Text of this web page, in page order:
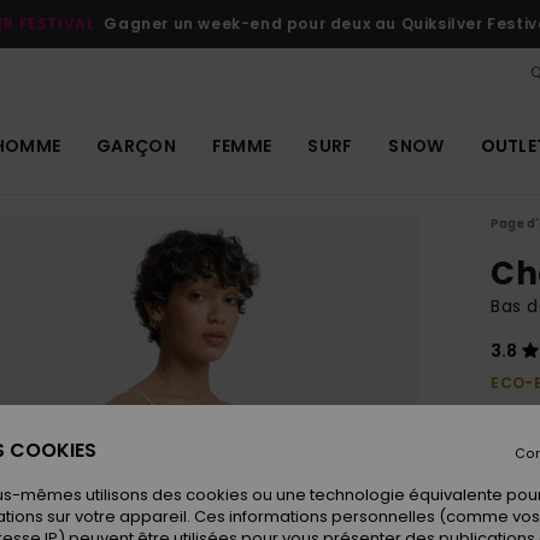
FESTIVAL Gagner un week-end pour deux au Quiksilver
GARÇON FEMME SURF SNOW
Page
Bas
3.8
ECO-
COOKIES
mêmes utilisons des cookies ou une technologie équivalente
sur votre appareil. Ces informations personnelles (comme